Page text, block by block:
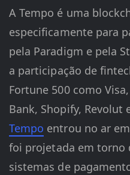
A Tempo é uma
especificamente para
pela Paradigm e pela
a participação de
Fortune 500 como
Bank, Shopify, Revolut
Tempo entrou no ar
foi projetada em torno
sistemas de